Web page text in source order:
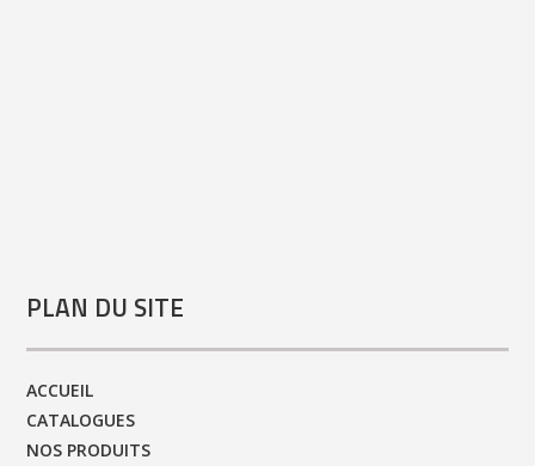
PLAN DU SITE
ACCUEIL
CATALOGUES
NOS PRODUITS